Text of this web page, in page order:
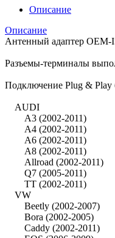
Описание
Описание
Антенный адаптер OEM-
Разъемы-терминалы
Подключение Plug & Play
AUDI
A3 (2002-2011)
A4 (2002-2011)
A6 (2002-2011)
A8 (2002-2011)
Allroad (2002-2011)
Q7 (2005-2011)
TT (2002-2011)
VW
Beetly (2002-2007)
Bora (2002-2005)
Caddy (2002-2011)